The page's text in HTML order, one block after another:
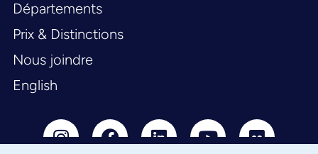
Départements
Prix & Distinctions
Nous joindre
English